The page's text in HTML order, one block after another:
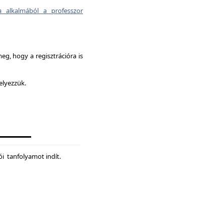
alkalmából a professzor
hogy a regisztrációra is
tanfolyamot indít.